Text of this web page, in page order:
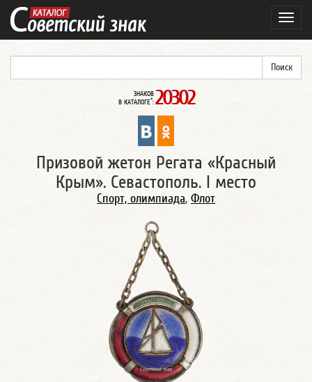
ЗНАКОВ
В КАТАЛОГЕ*: 20302
Призовой жетон Регата «Красный
Крым». Севастополь. I место
Спорт, олимпиада, Флот